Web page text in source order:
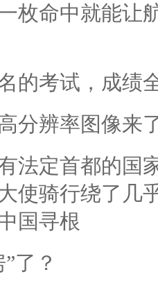
枚命中就能让
的考试，成绩
分辨率图像来
法定首都的国
使骑行绕了几
国寻根
了？